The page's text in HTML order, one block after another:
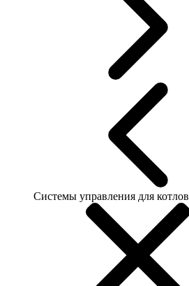
Системы управления для котлов